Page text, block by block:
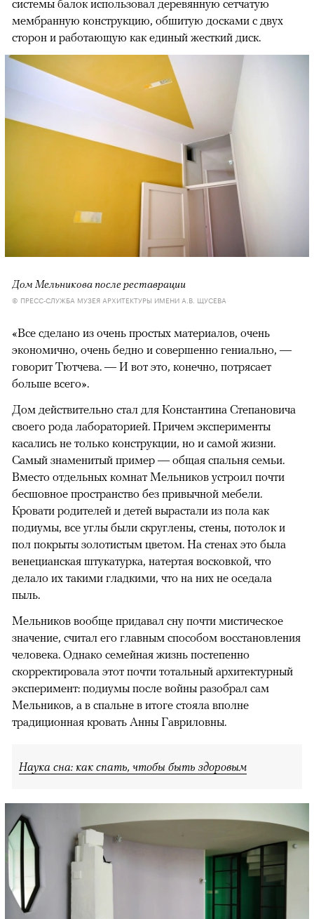
системы балок использовал деревянную сетчатую
мембранную конструкцию, обшитую досками с двух
сторон и работающую как единый жесткий диск.
Дом Мельникова после реставрации
© ПРЕСС-СЛУЖБА МУЗЕЯ АРХИТЕКТУРЫ ИМЕНИ А.В. ЩУСЕВА
«Все сделано из очень простых материалов, очень
экономично, очень бедно и совершенно гениально, —
говорит Тютчева. — И вот это, конечно, потрясает
больше всего».
Дом действительно стал для Константина Степановича
своего рода лабораторией. Причем эксперименты
касались не только конструкции, но и самой жизни.
Самый знаменитый пример — общая спальня семьи.
Вместо отдельных комнат Мельников устроил почти
бесшовное пространство без привычной мебели.
Кровати родителей и детей вырастали из пола как
подиумы, все углы были скруглены, стены, потолок и
пол покрыты золотистым цветом. На стенах это была
венецианская штукатурка, натертая восковкой, что
делало их такими гладкими, что на них не оседала
пыль.
Мельников вообще придавал сну почти мистическое
значение, считал его главным способом восстановления
человека. Однако семейная жизнь постепенно
скорректировала этот почти тотальный архитектурный
эксперимент: подиумы после войны разобрал сам
Мельников, а в спальне в итоге стояла вполне
традиционная кровать Анны Гавриловны.
Наука сна: как спать, чтобы быть здоровым